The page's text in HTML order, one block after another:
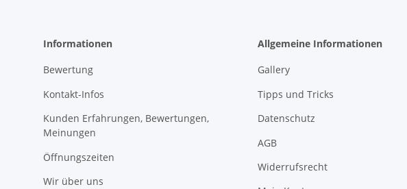
Informationen
Bewertung
Kontakt-Infos
Kunden Erfahrungen, Bewertungen,
Meinungen
Öffnungszeiten
Wir über uns
Allgemeine Informationen
Gallery
Tipps und Tricks
Datenschutz
AGB
Widerrufsrecht